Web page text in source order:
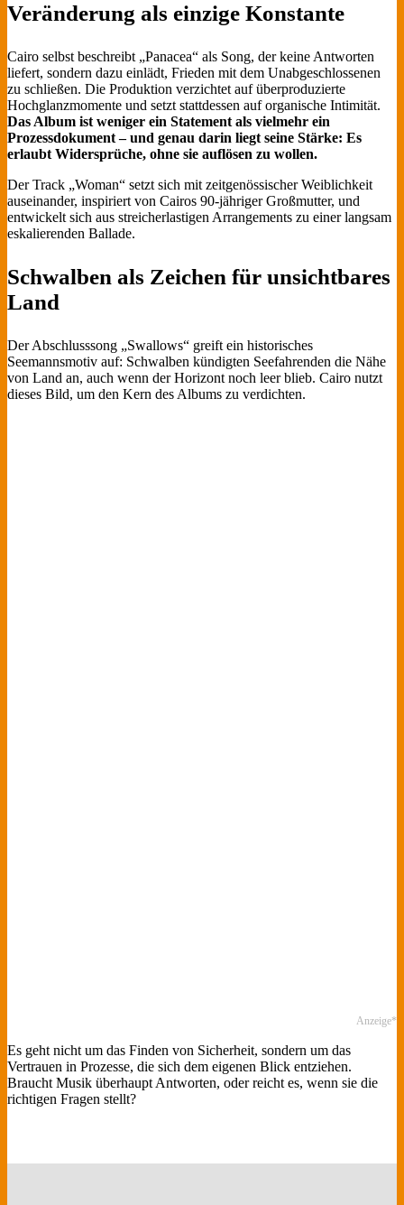
Veränderung als einzige Konstante
Cairo selbst beschreibt „Panacea“ als Song, der keine Antworten
liefert, sondern dazu einlädt, Frieden mit dem Unabgeschlossenen
zu schließen. Die Produktion verzichtet auf überproduzierte
Hochglanzmomente und setzt stattdessen auf organische Intimität.
Das Album ist weniger ein Statement als vielmehr ein
Prozessdokument – und genau darin liegt seine Stärke: Es
erlaubt Widersprüche, ohne sie auflösen zu wollen.
Der Track „Woman“ setzt sich mit zeitgenössischer Weiblichkeit
auseinander, inspiriert von Cairos 90-jähriger Großmutter, und
entwickelt sich aus streicherlastigen Arrangements zu einer langsam
eskalierenden Ballade.
Schwalben als Zeichen für unsichtbares
Land
Der Abschlusssong „Swallows“ greift ein historisches
Seemannsmotiv auf: Schwalben kündigten Seefahrenden die Nähe
von Land an, auch wenn der Horizont noch leer blieb. Cairo nutzt
dieses Bild, um den Kern des Albums zu verdichten.
Anzeige*
Es geht nicht um das Finden von Sicherheit, sondern um das
Vertrauen in Prozesse, die sich dem eigenen Blick entziehen.
Braucht Musik überhaupt Antworten, oder reicht es, wenn sie die
richtigen Fragen stellt?